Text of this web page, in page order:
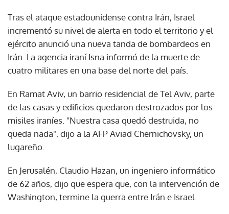
Tras el ataque estadounidense contra Irán, Israel
incrementó su nivel de alerta en todo el territorio y el
ejército anunció una nueva tanda de bombardeos en
Irán. La agencia iraní Isna informó de la muerte de
cuatro militares en una base del norte del país.
En Ramat Aviv, un barrio residencial de Tel Aviv, parte
de las casas y edificios quedaron destrozados por los
misiles iraníes. "Nuestra casa quedó destruida, no
queda nada", dijo a la AFP Aviad Chernichovsky, un
lugareño.
En Jerusalén, Claudio Hazan, un ingeniero informático
de 62 años, dijo que espera que, con la intervención de
Washington, termine la guerra entre Irán e Israel.